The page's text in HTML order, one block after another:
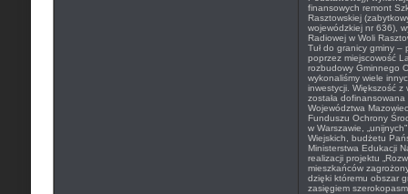
finansowych remont
Rasztowskiej
wojewódzkiej nr 636),
Radiowej w Woli
Tuł do granicy gminy –
poprzez miejscowość
rozbudowy Gminnego
wykonaliśmy wiele
inwestycji. Większość z
została
Województwa
Funduszu Ochrony
w Warszawie,
Wiejskich, budżetu
Ministerstwa Edukacji
realizacji projektu
mieszkańców
dzięki któremu obszar
zasięgiem